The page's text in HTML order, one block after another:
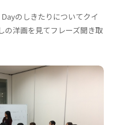
のしきたりについてクイ
の洋画を見てフレーズ聞き取